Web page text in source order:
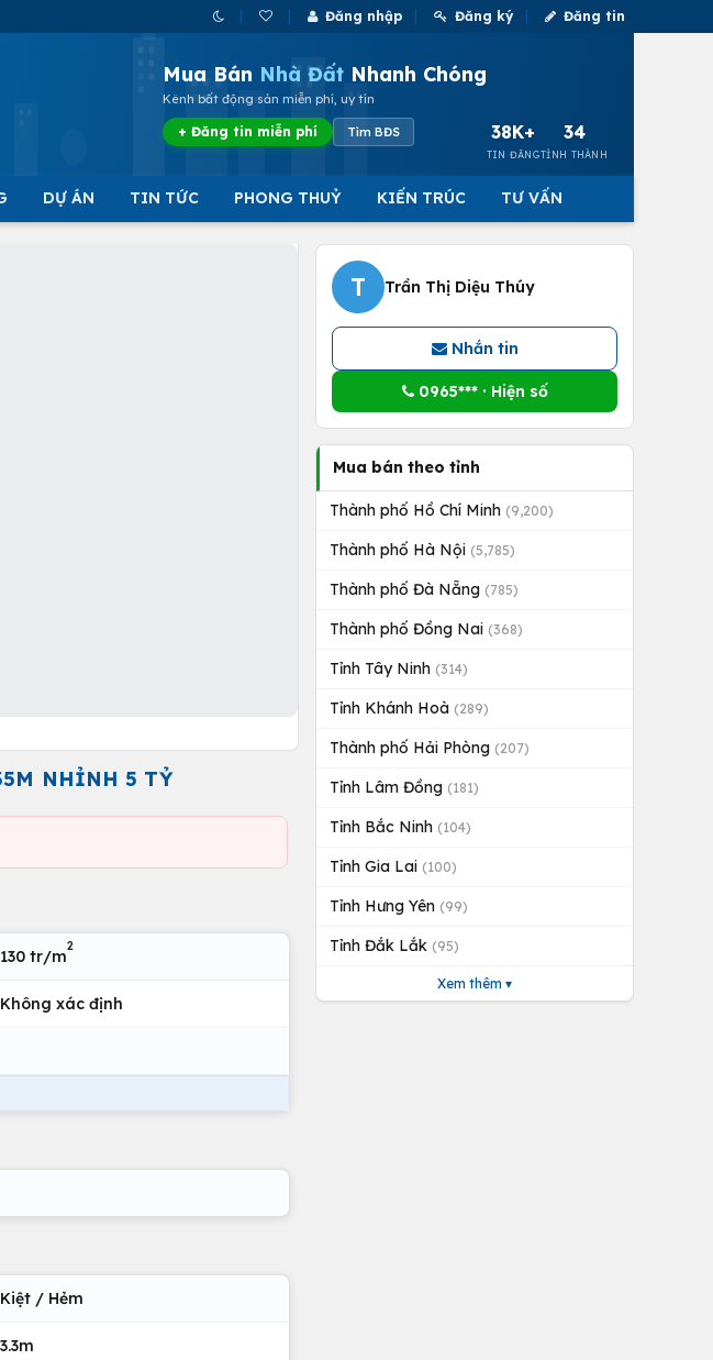
Đăng nhập Đăng ký Đăng tin
Mua Bán Nhà Đất Nhanh Chóng
Kênh bất động sản miễn phí, uy tín
+ Đăng tin miễn phí Tìm BĐS 38K+
TIN ĐĂNG
34
TỈNH THÀNH
DỰ ÁN TIN TỨC PHONG THUỶ KIẾN TRÚC TƯ VẤN
NHỈNH 5 TỶ
130 tr/m
2
Không xác định
Kiệt / Hẻm
3.3m
T Trần Thị Diệu Thúy
Nhắn tin
0965*** · Hiện số
Mua bán theo tỉnh
Thành phố Hồ Chí Minh (9,200)
Thành phố Hà Nội (5,785)
Thành phố Đà Nẵng (785)
Thành phố Đồng Nai (368)
Tỉnh Tây Ninh (314)
Tỉnh Khánh Hoà (289)
Thành phố Hải Phòng (207)
Tỉnh Lâm Đồng (181)
Tỉnh Bắc Ninh (104)
Tỉnh Gia Lai (100)
Tỉnh Hưng Yên (99)
Tỉnh Đắk Lắk (95)
Xem thêm ▾